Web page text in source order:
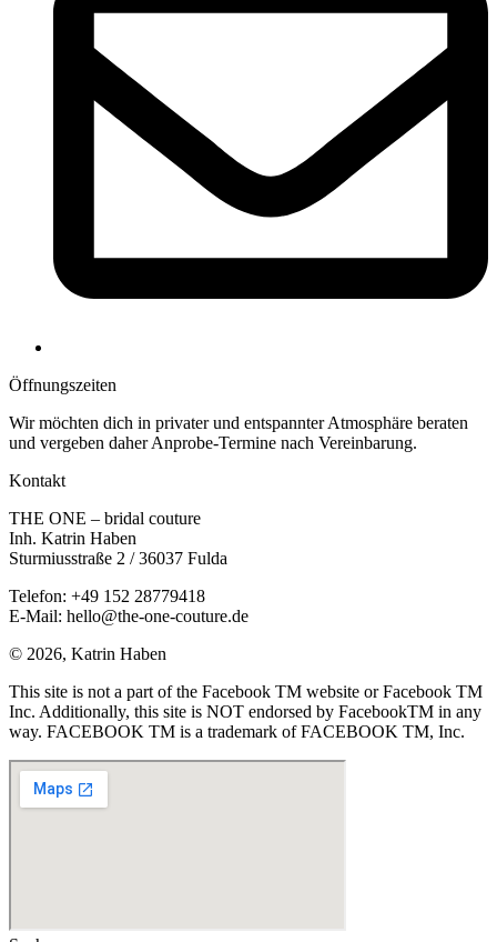
Öffnungs­zeiten
Wir möchten dich in privater und entspannter Atmosphäre beraten
und vergeben daher Anprobe-Termine nach Vereinbarung.
Kontakt
THE ONE – bridal couture
Inh. Katrin Haben
Sturmiusstraße 2 / 36037 Fulda
Telefon: +49 152 28779418
E-Mail: hello@the-one-couture.de
© 2026, Katrin Haben
This site is not a part of the Facebook TM website or Facebook TM
Inc. Additionally, this site is NOT endorsed by FacebookTM in any
way. FACEBOOK TM is a trademark of FACEBOOK TM, Inc.